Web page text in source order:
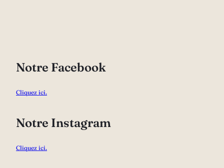
Notre Facebook
Cliquez ici.
Notre Instagram
Cliquez ici.